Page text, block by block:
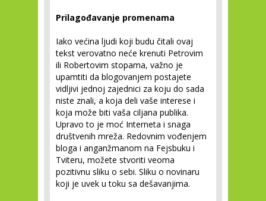
Prilagođavanje promenama
Iako većina ljudi koji budu čitali ovaj
tekst verovatno neće krenuti Petrovim
ili Robertovim stopama, važno je
upamtiti da blogovanjem postajete
vidljivi jednoj zajednici za koju do sada
niste znali, a koja deli vaše interese i
koja može biti vaša ciljana publika.
Upravo to je moć Interneta i snaga
društvenih mreža. Redovnim vođenjem
bloga i anganžmanom na Fejsbuku i
Tviteru, možete stvoriti veoma
pozitivnu sliku o sebi. Sliku o novinaru
koji je uvek u toku sa dešavanjima.